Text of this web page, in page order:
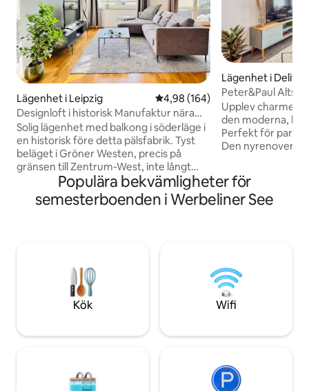
Lägenhet i Leipzig 4,98 av 5 i genomsnittligt
4,98 (164)
Designloft i historisk Manufaktur nära
arenan/stadion
Solig lägenhet med balkong i söderläge i
en historisk före detta pälsfabrik. Tyst
beläget i Gröner Westen, precis på
gränsen till Zentrum-West, inte långt
från RB Stadium & Arena. Det perfekta
boendet för evenemangsentusiaster
och de som utforskar Leipzig!
Stadium - Sportforum I 2 minuter >
Arena – Waldplatz I 4 min > Centrum -
Goerdelerring I 8 min > I centralstation
Lägenhet i
Peter&Paul
Upplev charmen i
den moderna,
Perfekt för par,
Den
nya
slottet,
ligger precis
barnvänlig
Populära bekvämligheter för
semesterboenden i Werbeliner See
Kök Wifi